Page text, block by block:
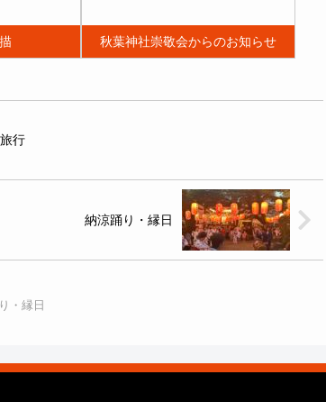
以上に
すが、
す。朝
...
秋葉神社崇敬会からのお知らせ
り、秋葉神社は、古来よ
り、火伏せの神を祀る、氏
て、将軍家や諸大名をはじ
行
納涼踊り・縁日
・縁日